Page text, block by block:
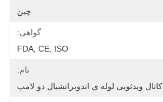
چین
گواهی:
FDA, CE, ISO
نام:
کانال ویدئویی لوله ی اندوبرانشیال دو لامپ